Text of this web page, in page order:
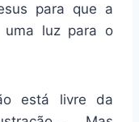
para que a
uma luz para o
está livre da